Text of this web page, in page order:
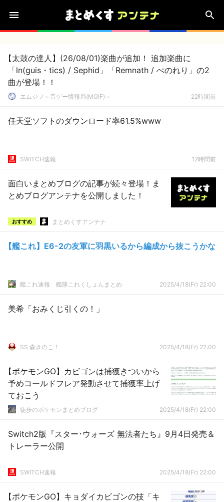
【太鼓の達人】(26/08/01)楽曲が追加！ 追加楽曲に
「ln(guis・tics) / Sephid」「Remnath / ぺのれり」の2
曲が登場！！
エムジフ～音ゲー情報局(MGIF)～ 22時間前
任天堂ソフトのダウンロード率61.5%www
SWITCH速報 12時間前
面白いまとめブログの記事が続々登場！ま
とめブログアンテナを公開しました！
おすすめ まとめくすアンテナ
【艦これ】E6-2の友軍に羽黒いるから編成から抜こうかな
艦これ速報 艦隊これくしょんまとめ 2025/4/18(Fr) 22:00
美希「おみくじ引くの！」
SS 森きのこ！ 2025/4/18(Fr) 22:00
【ポケモンGO】カビゴンは捕獲きついから
予めコールドフレア発動させて捕獲率上げ
ておこう
徒歩のポケモンまとめブログ 2025/4/18(Fr) 22:00
Switch2版『スター･ウォーズ 無法者たち』9月4日発売＆
トレーラー公開
SWITCH速報 2025/4/18(Fr) 22:00
【ポケモンGO】キョダイカビゴンの技「キ